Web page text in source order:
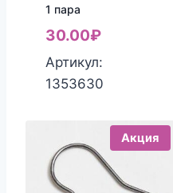
1 пара
30.00₽
Артикул:
1353630
Акция